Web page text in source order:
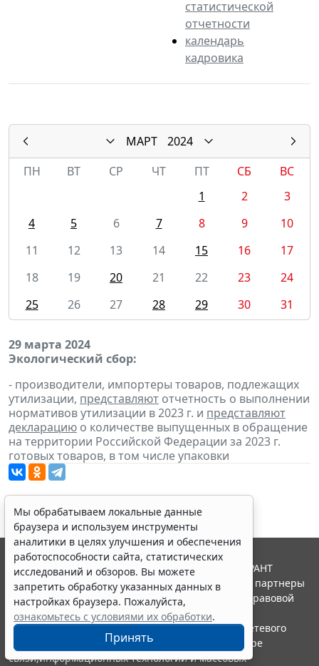
статистической
отчетности
календарь
кадровика
МАРТ
2024
ПН
ВТ СР ЧТ ПТ СБ
ВС
1
2
3
4
5 6 7 8 9
10
11
12 13 14 15 16
17
18
19 20 21 22 23
24
25
26 27 28 29 30 31
29 марта 2024
Экологический сбор:
- производители, импортеры товаров, подлежащих
утилизации, представляют отчетность о выполнении
нормативов утилизации в 2023 г. и представляют
декларацию о количестве выпущенных в обращение
на территории Российской Федерации за 2023 г.
готовых товаров, в том числе упаковки
Мы обрабатываем локальные данные
браузера и используем инструменты
аналитики в целях улучшения и обеспечения
работоспособности сайта, статистических
исследований и обзоров. Вы можете
запретить обработку указанных данных в
настройках браузера. Пожалуйста,
ознакомьтесь с условиями их обработки.
Принять
© ООО "НПП "ГАРАНТ-СЕРВИС", 2026. Система ГАРАНТ
выпускается с 1990 года. Компания "Гарант" и ее партнеры
являются участниками Российской ассоциации правовой
информации ГАРАНТ.
Портал ГАРАНТ.РУ зарегистрирован в качестве сетевого
издания Федеральной службой по надзору в сфере
связи,информационных технологий и массовых